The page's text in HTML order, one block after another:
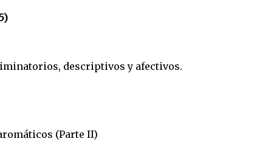
descriptivos y afectivos.
(Parte II)